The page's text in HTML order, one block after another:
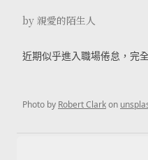
by 親愛的陌生人
近期似乎進入職場倦怠，完
Photo by Robert Clarkon